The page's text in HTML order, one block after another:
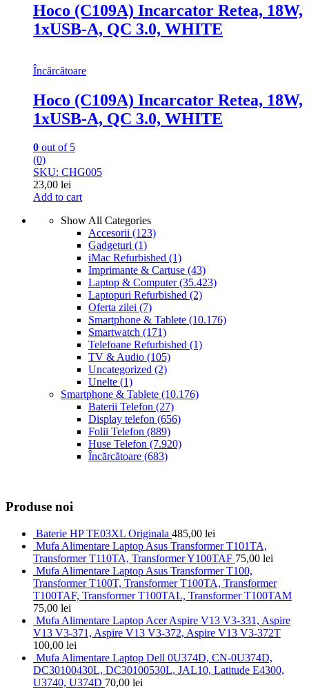
Hoco (C109A) Incarcator Retea, 18W,
1xUSB-A, QC 3.0, WHITE
Încărcătoare
Hoco (C109A) Incarcator Retea, 18W,
1xUSB-A, QC 3.0, WHITE
0 out of 5
(0)
SKU: CHG005
23,00 lei
Add to cart
Show All Categories
Accesorii (123)
Gadgeturi (1)
iMac Refurbished (1)
Imprimante & Cartuse (43)
Laptop & Computer(35.423)
Laptopuri Refurbished (2)
Oferta zilei (7)
Smartphone & Tablete (10.176)
Smartwatch (171)
Telefoane Refurbished (1)
TV & Audio (105)
Uncategorized (2)
Unelte (1)
Smartphone & Tablete (10.176)
Baterii Telefon (27)
Display telefon (656)
Folii Telefon (889)
Huse Telefon (7.920)
Încărcătoare (683)
Produse noi
Baterie HP TE03XL Originala 485,00 lei
Mufa Alimentare Laptop Asus Transformer T101TA,
Transformer T110TA, Transformer Y100TAF 75,00 lei
Mufa Alimentare Laptop Asus Transformer T100,
Transformer T100T, Transformer T100TA, Transformer
T100TAF, Transformer T100TAL, Transformer T100TAM
75,00 lei
Mufa Alimentare Laptop Acer Aspire V13 V3-331, Aspire
V13 V3-371, Aspire V13 V3-372, Aspire V13 V3-372T
100,00 lei
Mufa Alimentare Laptop Dell 0U374D, CN-0U374D,
DC30100430L, DC30100530L, JAL10, Latitude E4300,
U3740, U374D 70,00 lei